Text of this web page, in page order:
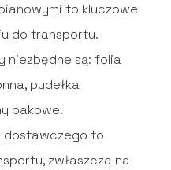
to kluczowe
do transportu.
niezbędne są: folia
pudełka
pakowe.
dostawczego to
zwłaszcza na